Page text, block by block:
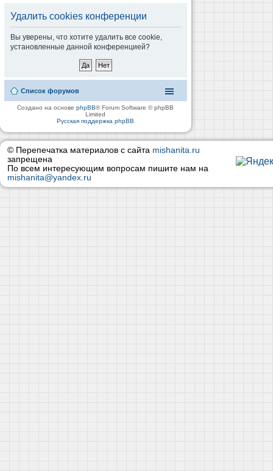
Удалить cookies конференции
Вы уверены, что хотите удалить все cookie,
установленные данной конференцией?
Список форумов
Создано на основеphpBB® Forum Software © phpBB
Limited
Русская поддержка phpBB
© Перепечатка материалов с сайта mishanita.ru
запрещена
По всем интересующим вопросам пишите нам на
mishanita@yandex.ru